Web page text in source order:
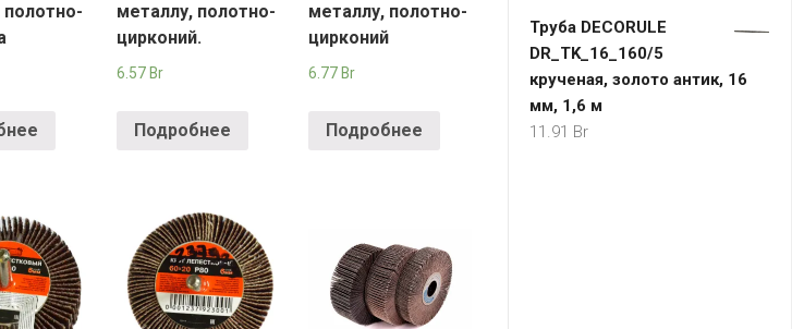
полотно-
металлу, полотно-
цирконий.
6.57 Br
Подробнее
металлу, полотно-
цирконий
6.77 Br
Подробнее
Труба DECORULE
DR_ТK_16_160/5
крученая, золото антик, 16
мм, 1,6 м
11.91 Br